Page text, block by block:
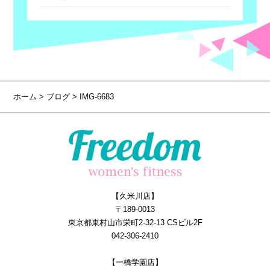
ホーム> ブログ > IMG-6683
【久米川店】
〒189-0013
東京都東村山市栄町2-32-13 CSビル2F
042-306-2410
【一橋学園店】